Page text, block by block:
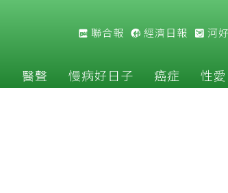
聯合報 經濟日報 河
醫聲 慢病好日子 癌症 性愛